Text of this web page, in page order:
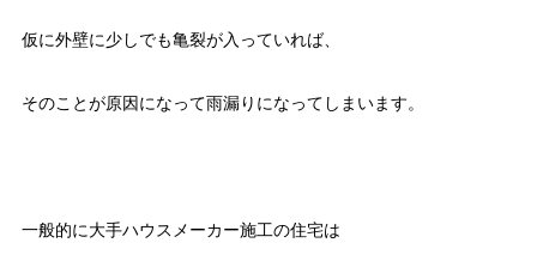
仮に外壁に少しでも亀裂が入っていれば、
そのことが原因になって雨漏りになってしまいます。
一般的に大手ハウスメーカー施工の住宅は